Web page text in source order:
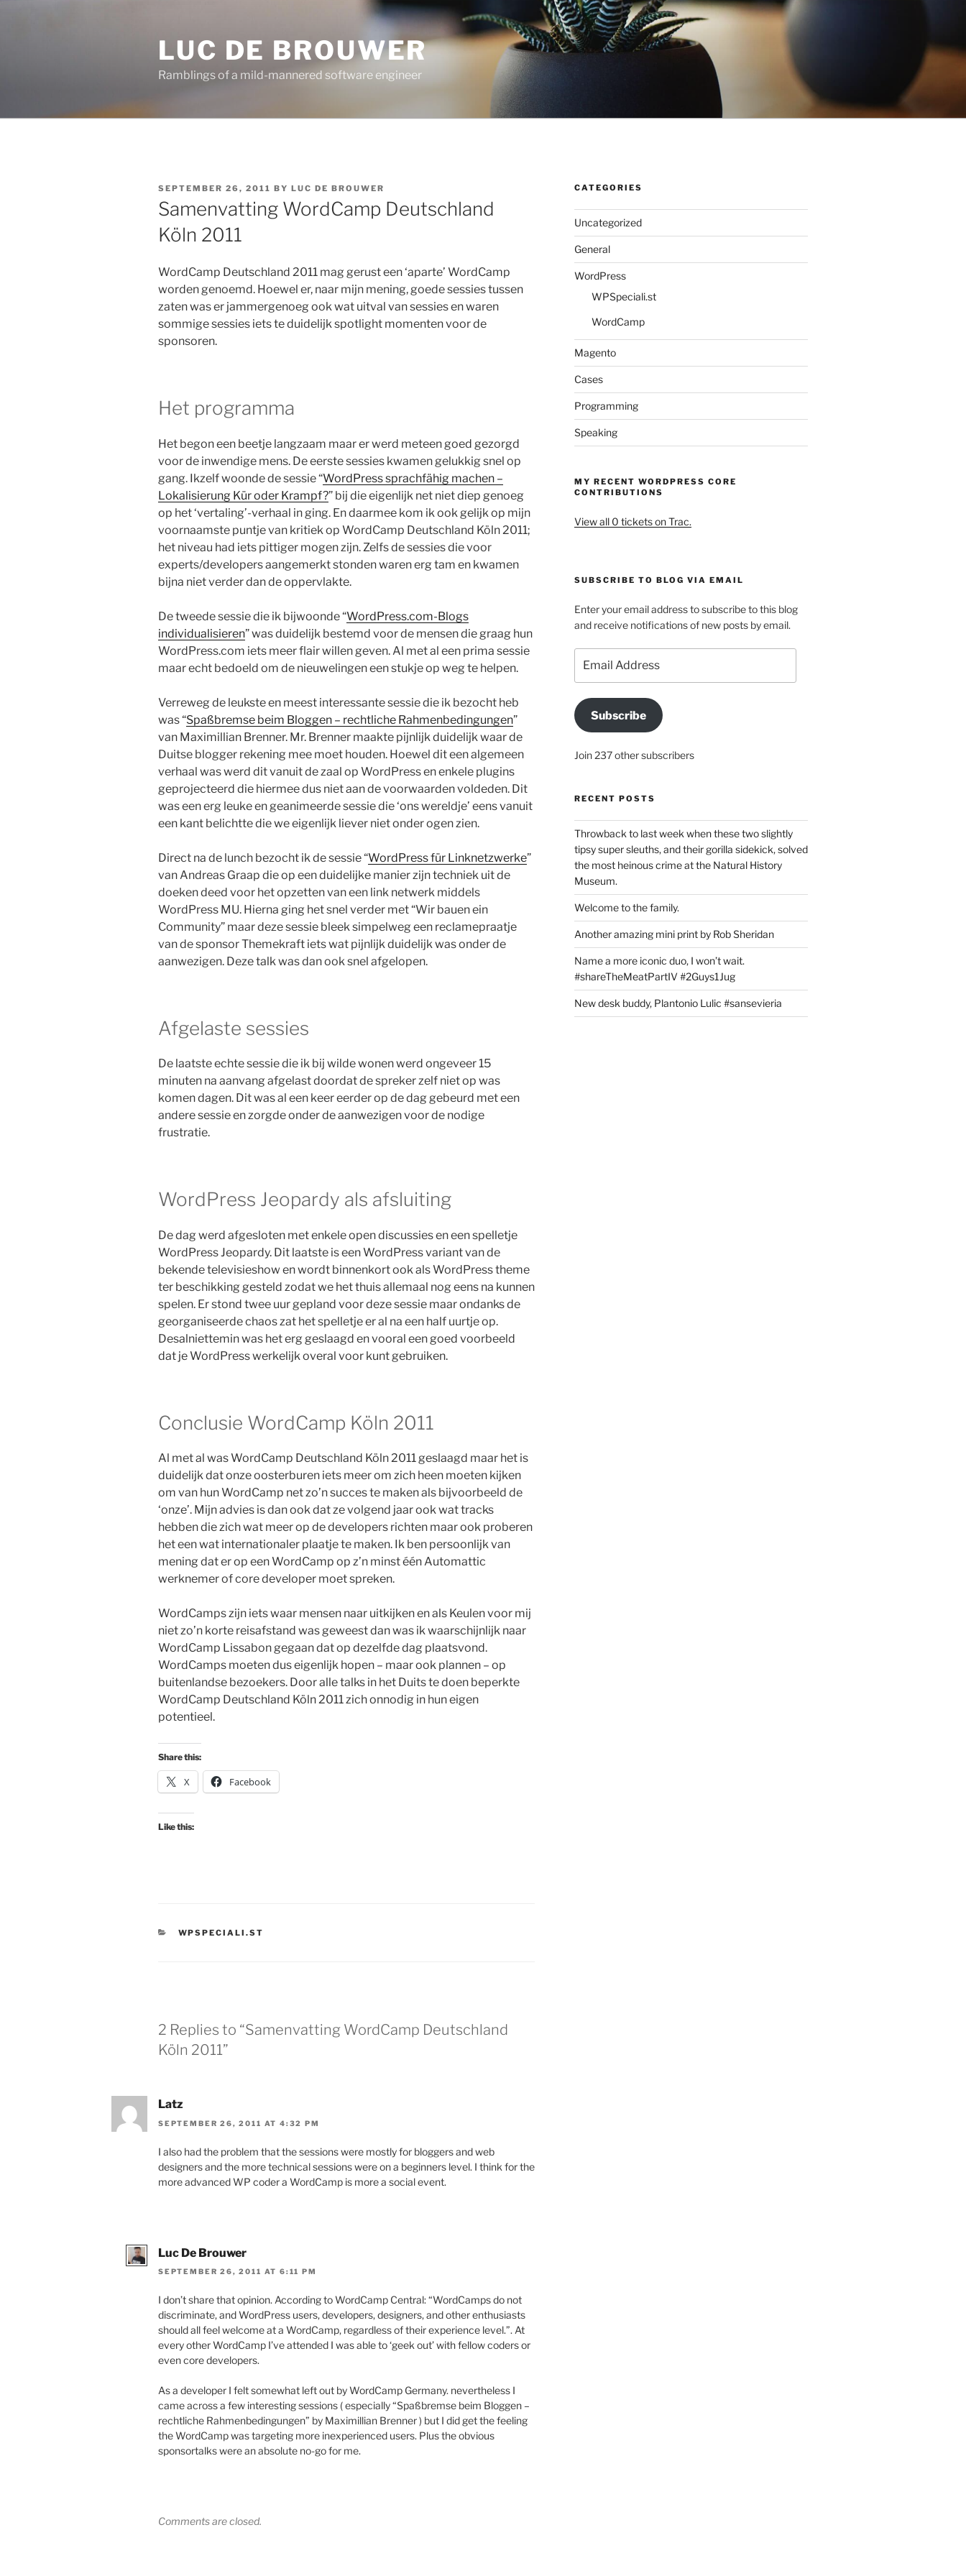
LUC DE BROUWER
Ramblings of a mild-mannered software engineer
POSTED
ON
SEPTEMBER 26, 2011 BY LUC DE BROUWER
Samenvatting WordCamp Deutschland
Köln 2011
WordCamp Deutschland 2011 mag gerust een ‘aparte’ WordCamp
worden genoemd. Hoewel er, naar mijn mening, goede sessies tussen
zaten was er jammergenoeg ook wat uitval van sessies en waren
sommige sessies iets te duidelijk spotlight momenten voor de
sponsoren.
Het programma
Het begon een beetje langzaam maar er werd meteen goed gezorgd
voor de inwendige mens. De eerste sessies kwamen gelukkig snel op
gang. Ikzelf woonde de sessie “WordPress sprachfähig machen –
Lokalisierung Kür oder Krampf?” bij die eigenlijk net niet diep genoeg
op het ‘vertaling’-verhaal in ging. En daarmee kom ik ook gelijk op mijn
voornaamste puntje van kritiek op WordCamp Deutschland Köln 2011;
het niveau had iets pittiger mogen zijn. Zelfs de sessies die voor
experts/developers aangemerkt stonden waren erg tam en kwamen
bijna niet verder dan de oppervlakte.
De tweede sessie die ik bijwoonde “WordPress.com-Blogs
individualisieren” was duidelijk bestemd voor de mensen die graag hun
WordPress.com iets meer flair willen geven. Al met al een prima sessie
maar echt bedoeld om de nieuwelingen een stukje op weg te helpen.
Verreweg de leukste en meest interessante sessie die ik bezocht heb
was “Spaßbremse beim Bloggen – rechtliche Rahmenbedingungen”
van Maximillian Brenner. Mr. Brenner maakte pijnlijk duidelijk waar de
Duitse blogger rekening mee moet houden. Hoewel dit een algemeen
verhaal was werd dit vanuit de zaal op WordPress en enkele plugins
geprojecteerd die hiermee dus niet aan de voorwaarden voldeden. Dit
was een erg leuke en geanimeerde sessie die ‘ons wereldje’ eens vanuit
een kant belichtte die we eigenlijk liever niet onder ogen zien.
Direct na de lunch bezocht ik de sessie “WordPress für Linknetzwerke”
van Andreas Graap die op een duidelijke manier zijn techniek uit de
doeken deed voor het opzetten van een link netwerk middels
WordPress MU. Hierna ging het snel verder met “Wir bauen ein
Community” maar deze sessie bleek simpelweg een reclamepraatje
van de sponsor Themekraft iets wat pijnlijk duidelijk was onder de
aanwezigen. Deze talk was dan ook snel afgelopen.
Afgelaste sessies
De laatste echte sessie die ik bij wilde wonen werd ongeveer 15
minuten na aanvang afgelast doordat de spreker zelf niet op was
komen dagen. Dit was al een keer eerder op de dag gebeurd met een
andere sessie en zorgde onder de aanwezigen voor de nodige
frustratie.
WordPress Jeopardy als afsluiting
De dag werd afgesloten met enkele open discussies en een spelletje
WordPress Jeopardy. Dit laatste is een WordPress variant van de
bekende televisieshow en wordt binnenkort ook als WordPress theme
ter beschikking gesteld zodat we het thuis allemaal nog eens na kunnen
spelen. Er stond twee uur gepland voor deze sessie maar ondanks de
georganiseerde chaos zat het spelletje er al na een half uurtje op.
Desalniettemin was het erg geslaagd en vooral een goed voorbeeld
dat je WordPress werkelijk overal voor kunt gebruiken.
Conclusie WordCamp Köln 2011
Al met al was WordCamp Deutschland Köln 2011 geslaagd maar het is
duidelijk dat onze oosterburen iets meer om zich heen moeten kijken
om van hun WordCamp net zo’n succes te maken als bijvoorbeeld de
‘onze’. Mijn advies is dan ook dat ze volgend jaar ook wat tracks
hebben die zich wat meer op de developers richten maar ook proberen
het een wat internationaler plaatje te maken. Ik ben persoonlijk van
mening dat er op een WordCamp op z’n minst één Automattic
werknemer of core developer moet spreken.
WordCamps zijn iets waar mensen naar uitkijken en als Keulen voor mij
niet zo’n korte reisafstand was geweest dan was ik waarschijnlijk naar
WordCamp Lissabon gegaan dat op dezelfde dag plaatsvond.
WordCamps moeten dus eigenlijk hopen – maar ook plannen – op
buitenlandse bezoekers. Door alle talks in het Duits te doen beperkte
WordCamp Deutschland Köln 2011 zich onnodig in hun eigen
potentieel.
Share this:
X Facebook
Like this:
CATEGORIES
WPSPECIALI.ST
2 Replies to “Samenvatting WordCamp Deutschland
Köln 2011”
Latz
SEPTEMBER 26, 2011 AT 4:32 PM
I also had the problem that the sessions were mostly for bloggers and web
designers and the more technical sessions were on a beginners level. I think for the
more advanced WP coder a WordCamp is more a social event.
Luc De Brouwer
SEPTEMBER 26, 2011 AT 6:11 PM
I don’t share that opinion. According to WordCamp Central: “WordCamps do not
discriminate, and WordPress users, developers, designers, and other enthusiasts
should all feel welcome at a WordCamp, regardless of their experience level.”. At
every other WordCamp I’ve attended I was able to ‘geek out’ with fellow coders or
even core developers.
As a developer I felt somewhat left out by WordCamp Germany. nevertheless I
came across a few interesting sessions ( especially “Spaßbremse beim Bloggen –
rechtliche Rahmenbedingungen” by Maximillian Brenner ) but I did get the feeling
the WordCamp was targeting more inexperienced users. Plus the obvious
sponsortalks were an absolute no-go for me.
Comments are closed.
CATEGORIES
Uncategorized
General
WordPress
WPSpeciali.st
WordCamp
Magento
Cases
Programming
Speaking
MY RECENT WORDPRESS CORE
CONTRIBUTIONS
View all 0 tickets on Trac.
SUBSCRIBE TO BLOG VIA EMAIL
Enter your email address to subscribe to this blog
and receive notifications of new posts by email.
Address
Subscribe
Join 237 other subscribers
RECENT POSTS
Throwback to last week when these two slightly
tipsy super sleuths, and their gorilla sidekick, solved
the most heinous crime at the Natural History
Museum.
Welcome to the family.
Another amazing mini print by Rob Sheridan
Name a more iconic duo, I won’t wait.
#shareTheMeatPartIV #2Guys1Jug
New desk buddy, Plantonio Lulic #sansevieria